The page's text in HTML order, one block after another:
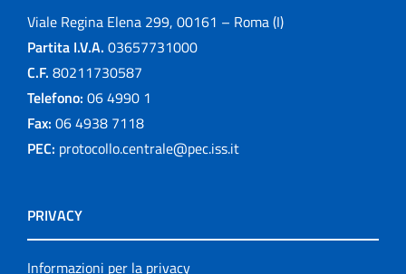
Viale Regina Elena 299, 00161 – Roma (I)
Partita I.V.A. 03657731000
C.F. 80211730587
Telefono: 06 4990 1
Fax: 06 4938 7118
PEC: protocollo.centrale@pec.iss.it
PRIVACY
Informazioni per la privacy